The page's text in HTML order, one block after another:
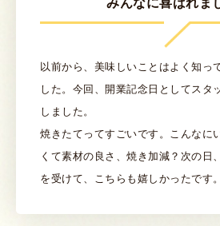
みんなに喜ばれま
以前から、美味しいことはよく知っ
した。今回、開業記念日としてスタ
しました。
焼きたてってすごいです。こんなに
くて素材の良さ、焼き加減？次の日
を受けて、こちらも嬉しかったです。